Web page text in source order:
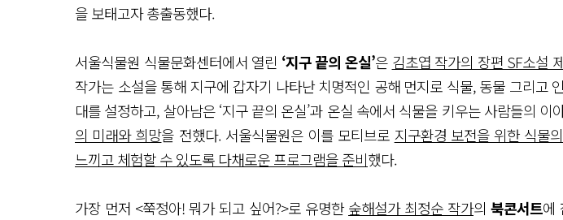
을 보태고자 총출동했다.
서울식물원 식물문화센터에서 열린 ‘지구 끝의 온실’은 김초엽 작가의 장편 SF소설
작가는 소설을 통해 지구에 갑자기 나타난 치명적인 공해 먼지로 식물, 동물 그리고
대를 설정하고, 살아남은 ‘지구 끝의 온실’과 온실 속에서 식물을 키우는 사람들의 이
의 미래와 희망을 전했다. 서울식물원은 이를 모티브로 지구환경 보전을 위한 식물
느끼고 체험할 수 있도록 다채로운 프로그램을 준비했다.
가장 먼저 <쭉정아! 뭐가 되고 싶어?>로 유명한 숲해설가 최정순 작가의 북콘서트에